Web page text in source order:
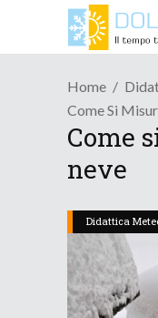
Home
Come Si
Come
neve
Didattica